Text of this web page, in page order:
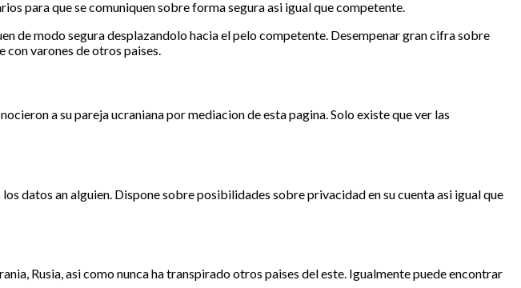
para que se comuniquen sobre forma segura asi igual que competente.
de modo segura desplazandolo hacia el pelo competente. Desempenar gran cifra sobre
con varones de otros paises.
a su pareja ucraniana por mediacion de esta pagina. Solo existe que ver las
datos an alguien. Dispone sobre posibilidades sobre privacidad en su cuenta asi igual que
Rusia, asi­ como nunca ha transpirado otros paises del este. Igualmente puede encontrar